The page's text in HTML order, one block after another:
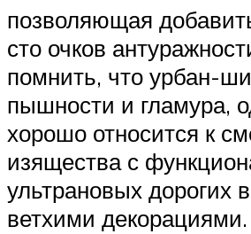
позволяющая
сто очков
помнить, что урбан-
пышности и гламура,
хорошо относится к
изящества с
ультрановых дорогих
ветхими декорациями.